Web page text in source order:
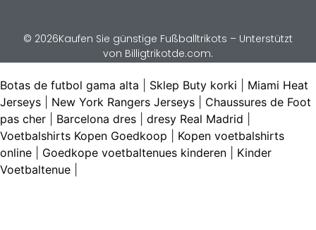
© 2026Kaufen Sie günstige Fußballtrikots – Unterstützt
von Billigtrikotde.com.
Botas de futbol gama alta Sklep Buty korki
Miami Heat
Jerseys
New York Rangers Jerseys
Chaussures de Foot
pas cher
Barcelona dres dresy Real Madrid
Voetbalshirts Kopen Goedkoop
Kopen voetbalshirts
online
Goedkope voetbaltenues kinderen
Kinder
Voetbaltenue